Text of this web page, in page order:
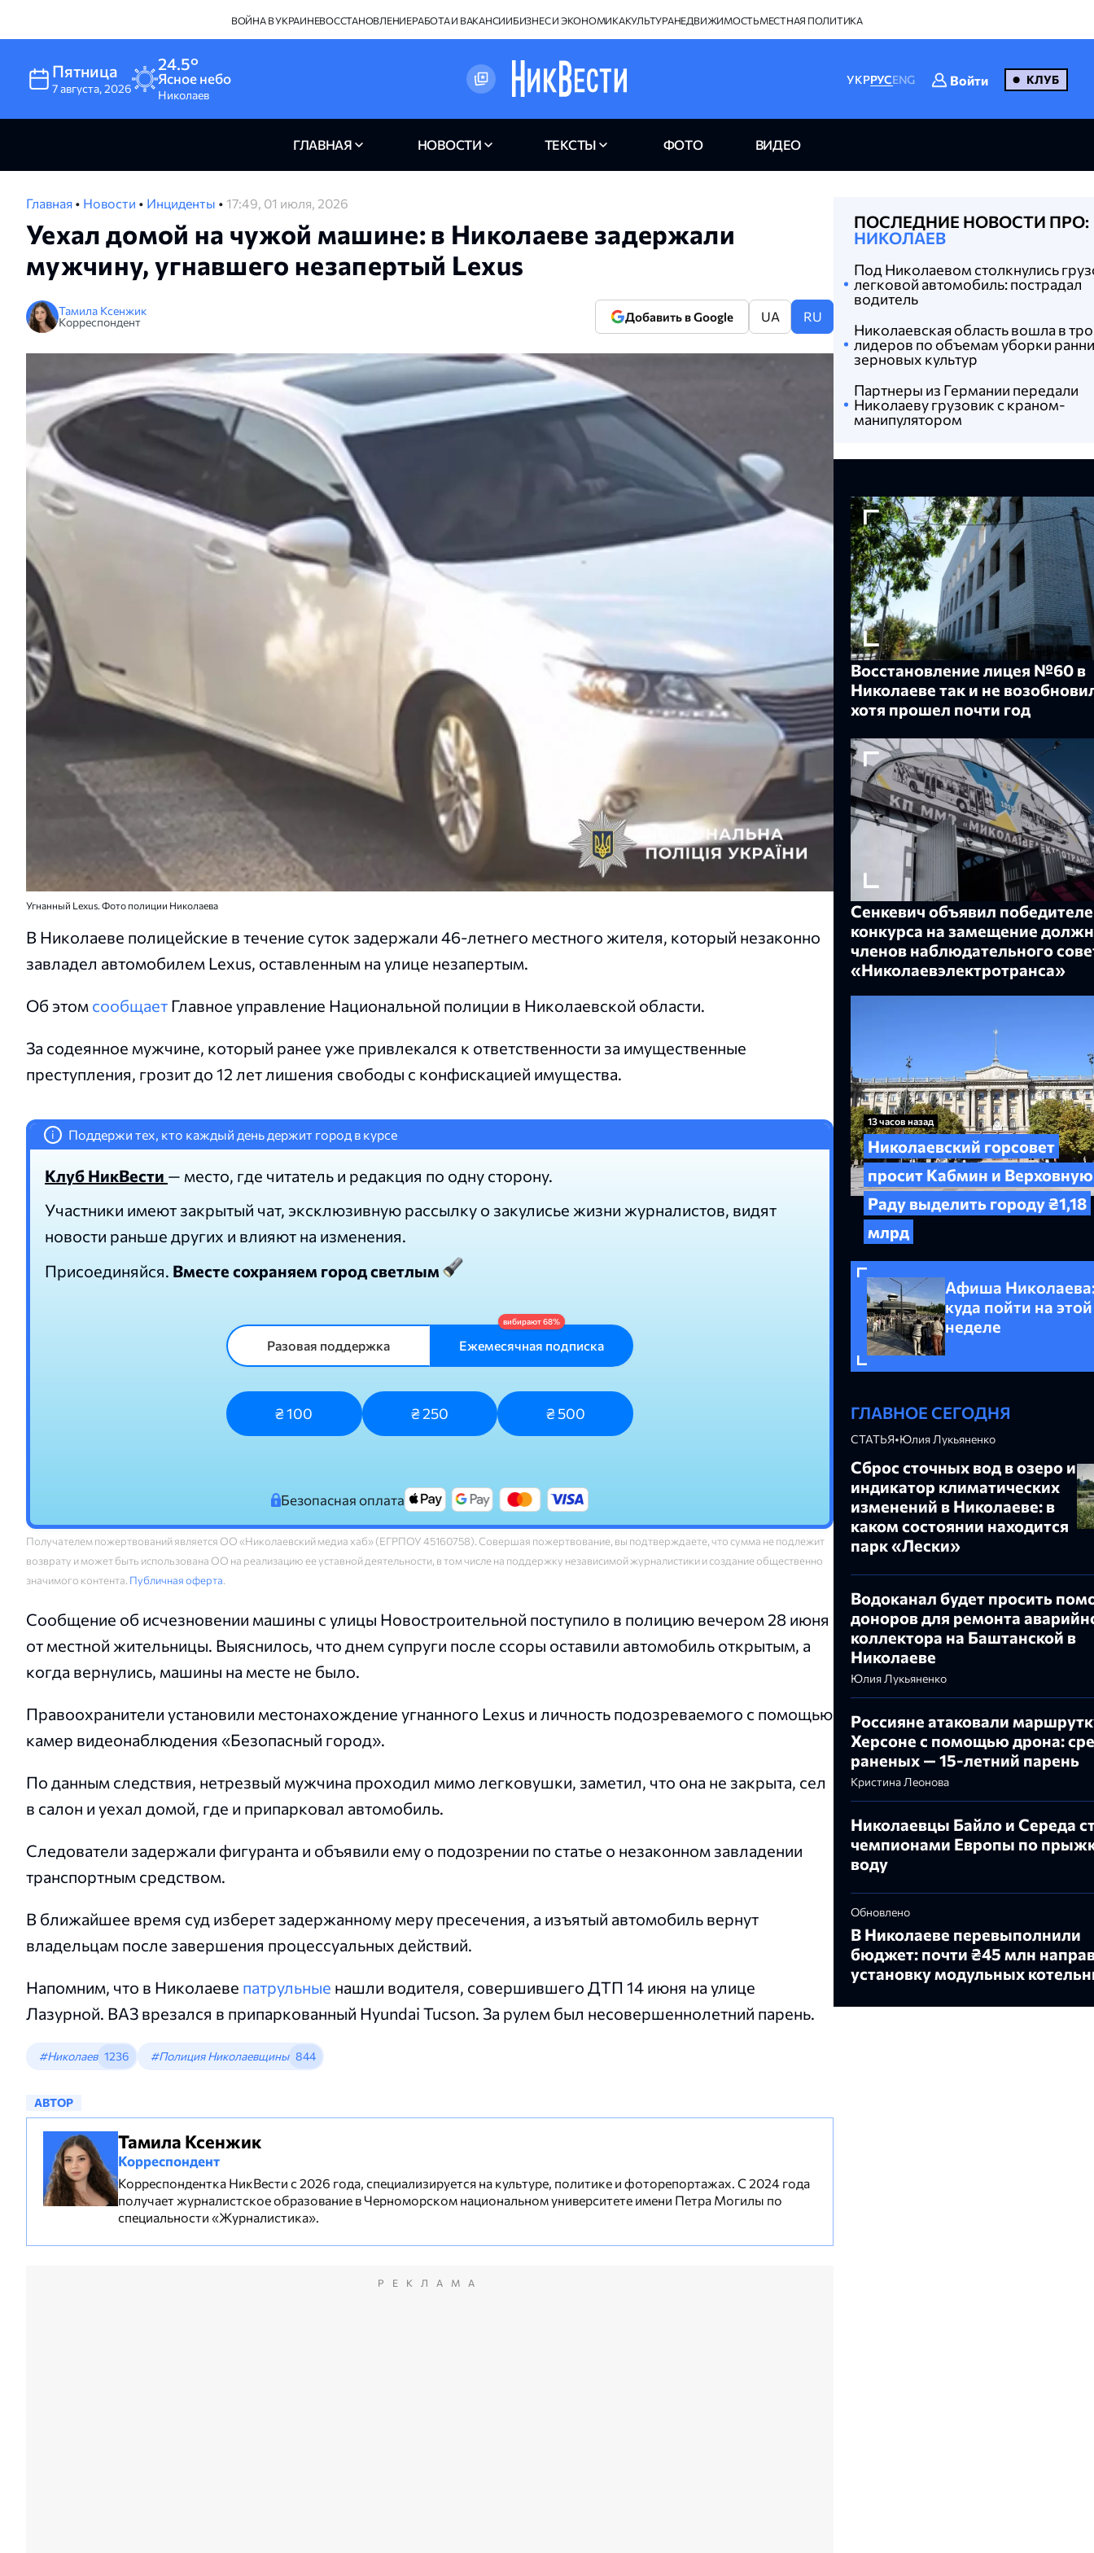
ВОЙНА В УКРАИНЕВОССТАНОВЛЕНИЕРАБОТА И ВАКАНСИИБИЗНЕС И ЭКОНОМИКАКУЛЬТУРАНЕДВИЖИМОСТЬМЕСТНАЯ ПОЛИТИКА
Пятница
7августа,2026
24.5°
Ясное небо
Николаев
УКРРУСENG Войти КЛУБ
ГЛАВНАЯ НОВОСТИ ТЕКСТЫ ФОТО ВИДЕО
Главная • Новости • Инциденты • 17:49, 01 июля, 2026
Уехал домой на чужой машине: в Николаеве задержали
мужчину, угнавшего незапертый Lexus
Тамила Ксенжик
Корреспондент
Добавить в Google UA RU
Угнанный Lexus. Фото полиции Николаева
В Николаеве полицейские в течение суток задержали 46-летнего местного жителя, который незаконно
завладел автомобилем Lexus, оставленным на улице незапертым.
Об этом сообщает Главное управление Национальной полиции в Николаевской области.
За содеянное мужчине, который ранее уже привлекался к ответственности за имущественные
преступления, грозит до 12 лет лишения свободы с конфискацией имущества.
i Поддержи тех, кто каждый день держит город в курсе
Клуб НикВести — место, где читатель и редакция по одну сторону.
Участники имеют закрытый чат, эксклюзивную рассылку о закулисье жизни журналистов, видят
новости раньше других и влияют на изменения.
Присоединяйся. Вместе сохраняем город светлым
Разовая поддержка Ежемесячная подписка
₴ 100 ₴ 250 ₴ 500
Безопасная оплата
Получателем пожертвований является ОО «Николаевский медиа хаб» (ЕГРПОУ 45160758). Совершая пожертвование, вы подтверждаете, что сумма не подлежит
возврату и может быть использована ОО на реализацию ее уставной деятельности, в том числе на поддержку независимой журналистики и создание общественно
значимого контента. Публичная оферта.
Сообщение об исчезновении машины с улицы Новостроительной поступило в полицию вечером 28 июня
от местной жительницы. Выяснилось, что днем супруги после ссоры оставили автомобиль открытым, а
когда вернулись, машины на месте не было.
Правоохранители установили местонахождение угнанного Lexus и личность подозреваемого с помощью
камер видеонаблюдения «Безопасный город».
По данным следствия, нетрезвый мужчина проходил мимо легковушки, заметил, что она не закрыта, сел
в салон и уехал домой, где и припарковал автомобиль.
Следователи задержали фигуранта и объявили ему о подозрении по статье о незаконном завладении
транспортным средством.
В ближайшее время суд изберет задержанному меру пресечения, а изъятый автомобиль вернут
владельцам после завершения процессуальных действий.
Напомним, что в Николаеве патрульные нашли водителя, совершившего ДТП 14 июня на улице
Лазурной. ВАЗ врезался в припаркованный Hyundai Tucson. За рулем был несовершеннолетний парень.
#Николаев 1236 #Полиция Николаевщины 844
АВТОР
Тамила Ксенжик
Корреспондент
Корреспондентка НикВести с 2026 года, специализируется на культуре, политике и фоторепортажах. С 2024 года
получает журналистское образование в Черноморском национальном университете имени Петра Могилы по
специальности «Журналистика».
РЕКЛАМА
ПОСЛЕДНИЕ НОВОСТИ ПРО:
НИКОЛАЕВ
Под Николаевом столкнулись
легковой автомобиль: пострадал
водитель
Николаевская область вошла в
лидеров по объемам уборки
зерновых культур
Партнеры из Германии передали
Николаеву грузовик с краном-
манипулятором
Восстановление лицея №60 в
Николаеве так и не
хотя прошел почти год
Сенкевич объявил
конкурса на замещение
членов наблюдательного
«Николаевэлектротранса»
13 часов назад
Николаевский горсовет
просит Кабмин и Верховную
Раду выделить городу ₴1,18
млрд
Афиша
куда пойти на этой
неделе
ГЛАВНОЕ СЕГОДНЯ
СТАТЬЯ•Юлия Лукьяненко
Сброс сточных вод в озеро и
индикатор климатических
изменений в Николаеве: в
каком состоянии находится
парк «Лески»
Водоканал будет просить
доноров для ремонта
коллектора на Баштанской в
Николаеве
Юлия Лукьяненко
Россияне атаковали
Херсоне с помощью дрона:
раненых — 15-летний парень
Кристина Леонова
Николаевцы Байло и Середа
чемпионами Европы по
воду
Обновлено
В Николаеве перевыполнили
бюджет: почти ₴45 млн
установку модульных